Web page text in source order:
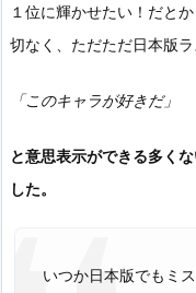
１位に輝かせたい！だと
切なく、ただただ日本版
「このキャラが好きだ」
と意思表示ができる多く
した。
いつか日本版でもミ